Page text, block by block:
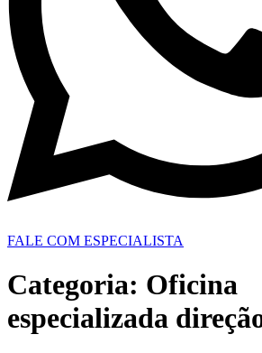
FALE COM ESPECIALISTA
Categoria: Oficina
especializada